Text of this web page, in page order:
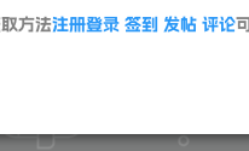
登录 注
方法注册登录 签到 发帖 评论